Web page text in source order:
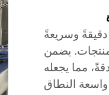
دقيقةً وسريعةً
يضمن
مما يجعله